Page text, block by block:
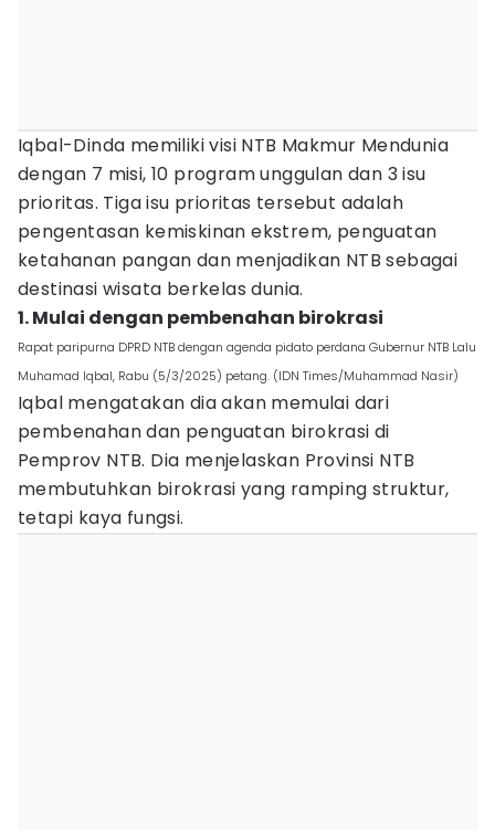
Iqbal-Dinda memiliki visi NTB Makmur Mendunia
dengan 7 misi, 10 program unggulan dan 3 isu
prioritas. Tiga isu prioritas tersebut adalah
pengentasan kemiskinan ekstrem, penguatan
ketahanan pangan dan menjadikan NTB sebagai
destinasi wisata berkelas dunia.
1. Mulai dengan pembenahan birokrasi
Rapat paripurna DPRD NTB dengan agenda pidato perdana Gubernur NTB Lalu
Muhamad Iqbal, Rabu (5/3/2025) petang. (IDN Times/Muhammad Nasir)
Iqbal mengatakan dia akan memulai dari
pembenahan dan penguatan birokrasi di
Pemprov NTB. Dia menjelaskan Provinsi NTB
membutuhkan birokrasi yang ramping struktur,
tetapi kaya fungsi.